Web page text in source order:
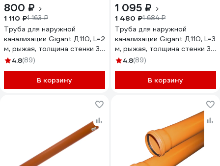
800 ₽
1 110 ₽1 163 ₽
Труба для наружной
канализации Gigant Д110, L=2
м, рыжая, толщина стенки 3.4
мм, класс жесткости SN 4
4.8(89)
В корзину
1 095 ₽
1 480 ₽1 684 ₽
Труба для наружной
канализации Gigant Д110, L=3
м, рыжая, толщина стенки 3.4
мм, класс жесткости SN 4
4.8(89)
В корзину